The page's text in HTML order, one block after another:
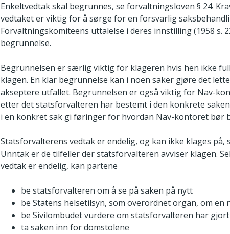
Enkeltvedtak skal begrunnes, se forvaltningsloven § 24.
vedtaket er viktig for å sørge for en forsvarlig
Forvaltningskomiteens uttalelse i deres innstilling (1958 s.
begrunnelse.
Begrunnelsen er særlig viktig for klageren hvis hen ikke
klagen. En klar begrunnelse kan i noen saker gjøre det
akseptere utfallet. Begrunnelsen er også viktig for Nav-­
etter det statsforvalteren har bestemt i den konkrete
i en konkret sak gi føringer for hvordan Nav-kontoret bør
Statsforvalterens vedtak er endelig, og kan ikke klages på,
Unntak er de tilfeller der statsforvalteren avviser klagen.
vedtak er endelig, kan partene
be statsforvalteren om å se på saken på nytt
be Statens helsetilsyn, som overordnet organ, om en
be Sivilombudet vurdere om statsforvalteren har
ta saken inn for domstolene